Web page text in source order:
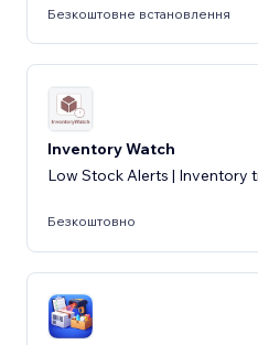
Безкоштовне встановлення
Inventory Watch
Low Stock Alerts | Inventory
Безкоштовно